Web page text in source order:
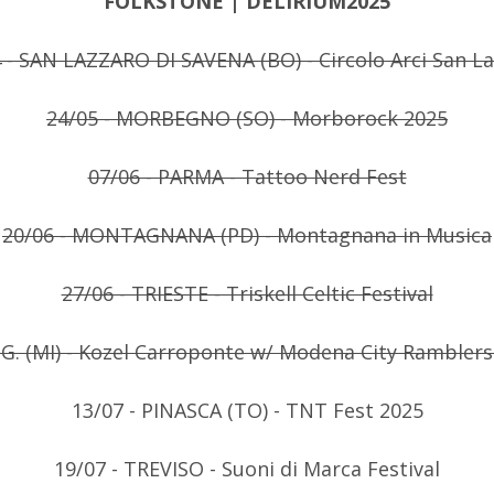
SAN LAZZARO DI SAVENA (BO) - Circolo Arci San
24/05 - MORBEGNO (SO) - Morborock 2025
07/06 - PARMA - Tattoo Nerd Fest
20/06 - MONTAGNANA (PD) - Montagnana in Musica
27/06 - TRIESTE - Triskell Celtic Festival
(MI) - Kozel Carroponte w/ Modena City
13/07 - PINASCA (TO) - TNT Fest 2025
19/07 - TREVISO - Suoni di Marca Festival